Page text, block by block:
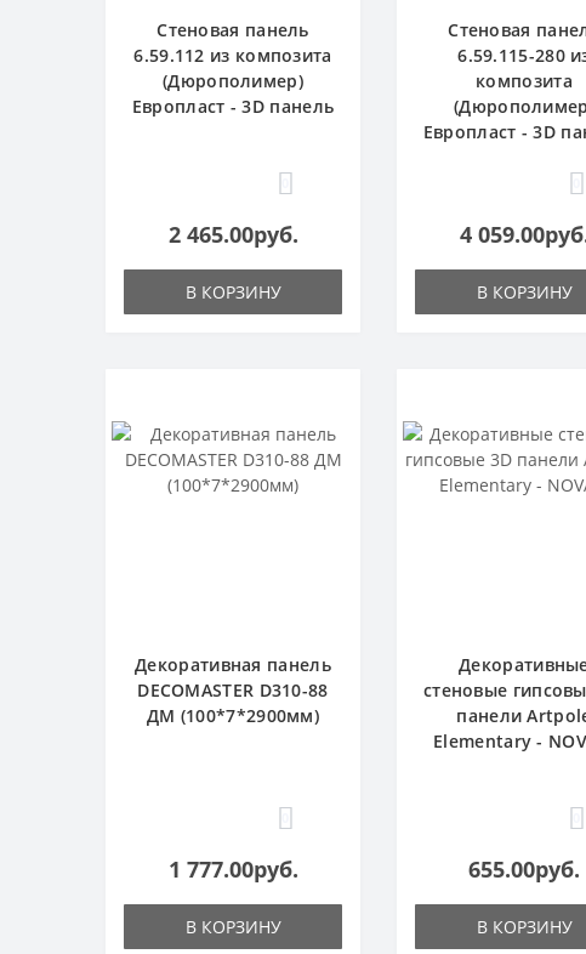
Стеновая панель
6.59.112 из композита
(Дюрополимер)
Европласт - 3D панель
2 465.00руб.
В КОРЗИНУ
Стеновая
6.59.115-280
композита
Европласт - 3D
4
В КОРЗИНУ
Декоративная панель
DECOMASTER D310-88
ДМ (100*7*2900мм)
1 777.00руб.
В КОРЗИНУ
стеновые
панели
Elementary -
655.00руб.
В КОРЗИНУ